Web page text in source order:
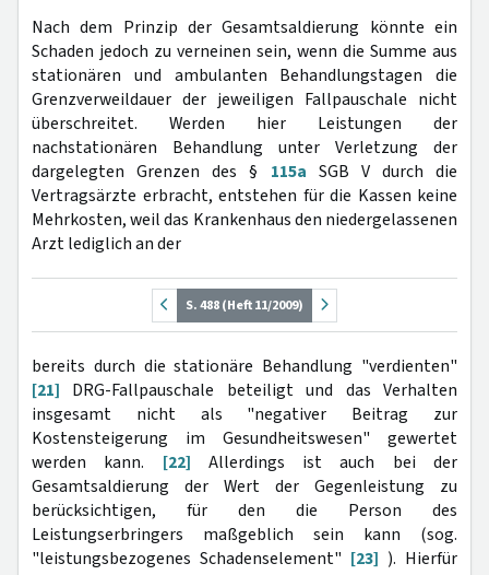
Nach dem Prinzip der Gesamtsaldierung könnte ein
Schaden jedoch zu verneinen sein, wenn die Summe aus
stationären und ambulanten Behandlungstagen die
Grenzverweildauer der jeweiligen Fallpauschale nicht
überschreitet. Werden hier Leistungen der
nachstationären Behandlung unter Verletzung der
dargelegten Grenzen des § 115a SGB V durch die
Vertragsärzte erbracht, entstehen für die Kassen keine
Mehrkosten, weil das Krankenhaus den niedergelassenen
Arzt lediglich an der
S. 488 (Heft 11/2009)
bereits durch die stationäre Behandlung "verdienten"
[21] DRG-Fallpauschale beteiligt und das Verhalten
insgesamt nicht als "negativer Beitrag zur
Kostensteigerung im Gesundheitswesen" gewertet
werden kann. [22] Allerdings ist auch bei der
Gesamtsaldierung der Wert der Gegenleistung zu
berücksichtigen, für den die Person des
Leistungserbringers maßgeblich sein kann (sog.
"leistungsbezogenes Schadenselement" [23] ). Hierfür